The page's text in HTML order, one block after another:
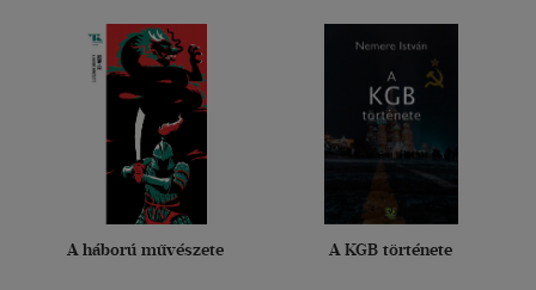
A háború művészete A KGB története